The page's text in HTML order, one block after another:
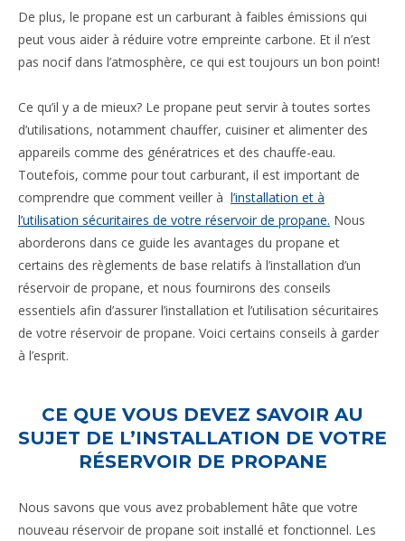
De plus, le propane est un carburant à faibles émissions qui
peut vous aider à réduire votre empreinte carbone. Et il n’est
pas nocif dans l’atmosphère, ce qui est toujours un bon point!
Ce qu’il y a de mieux? Le propane peut servir à toutes sortes
d’utilisations, notamment chauffer, cuisiner et alimenter des
appareils comme des génératrices et des chauffe-eau.
Toutefois, comme pour tout carburant, il est important de
comprendre que comment veiller à l’installation et à
l’utilisation sécuritaires de votre réservoir de propane. Nous
aborderons dans ce guide les avantages du propane et
certains des règlements de base relatifs à l’installation d’un
réservoir de propane, et nous fournirons des conseils
essentiels afin d’assurer l’installation et l’utilisation sécuritaires
de votre réservoir de propane. Voici certains conseils à garder
à l’esprit.
CE QUE VOUS DEVEZ SAVOIR AU
SUJET DE L’INSTALLATION DE VOTRE
RÉSERVOIR DE PROPANE
Nous savons que vous avez probablement hâte que votre
nouveau réservoir de propane soit installé et fonctionnel. Les